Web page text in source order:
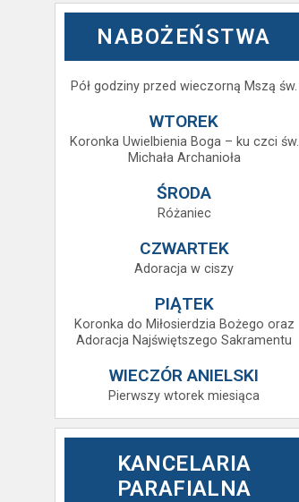
NABOŻEŃSTWA
Pół godziny przed wieczorną Mszą św.
WTOREK
Koronka Uwielbienia Boga – ku czci św.
Michała Archanioła
ŚRODA
Różaniec
CZWARTEK
Adoracja w ciszy
PIĄTEK
Koronka do Miłosierdzia Bożego oraz
Adoracja Najświętszego Sakramentu
WIECZÓR ANIELSKI
Pierwszy wtorek miesiąca
KANCELARIA
PARAFIALNA